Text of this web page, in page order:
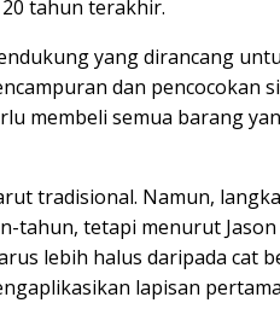
tahun terakhir.
yang dirancang
dan pencocokan
membeli semua barang
tradisional. Namun,
tahun, tetapi menurut Jason
lebih halus daripada cat
lapisan